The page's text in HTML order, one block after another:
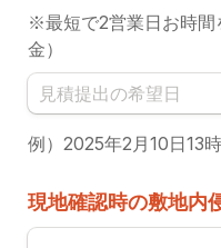
※最短で2営業日お時間
金）
例）2025年2月10日13
現地確認時の敷地内